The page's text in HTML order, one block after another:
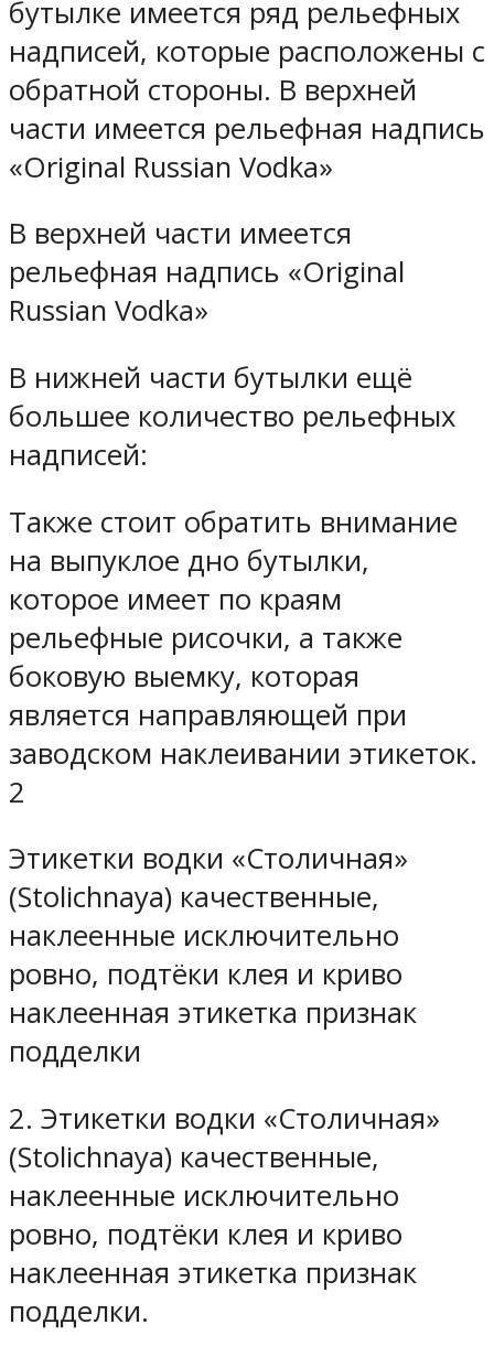
бутылке имеется ряд рельефных
надписей, которые расположены с
обратной стороны. В верхней
части имеется рельефная надпись
«Original Russian Vodka»
В верхней части имеется
рельефная надпись «Original
Russian Vodka»
В нижней части бутылки ещё
большее количество рельефных
надписей:
Также стоит обратить внимание
на выпуклое дно бутылки,
которое имеет по краям
рельефные рисочки, а также
боковую выемку, которая
является направляющей при
заводском наклеивании этикеток.
2
Этикетки водки «Столичная»
(Stolichnaya) качественные,
наклеенные исключительно
ровно, подтёки клея и криво
наклеенная этикетка признак
подделки
2. Этикетки водки «Столичная»
(Stolichnaya) качественные,
наклеенные исключительно
ровно, подтёки клея и криво
наклеенная этикетка признак
подделки.